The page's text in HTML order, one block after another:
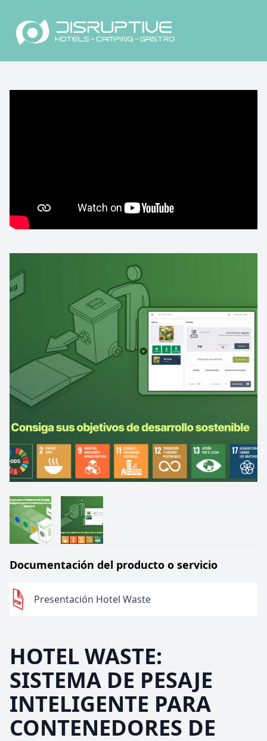
Documentación del producto o servicio
Presentación Hotel Waste
HOTEL WASTE:
SISTEMA DE PESAJE
INTELIGENTE PARA
CONTENEDORES DE